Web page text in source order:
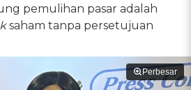
pemulihan pasar adalah
saham tanpa persetujuan
Perbesar